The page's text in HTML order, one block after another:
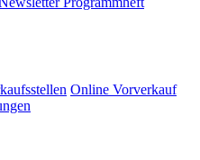
Online Vorverkauf